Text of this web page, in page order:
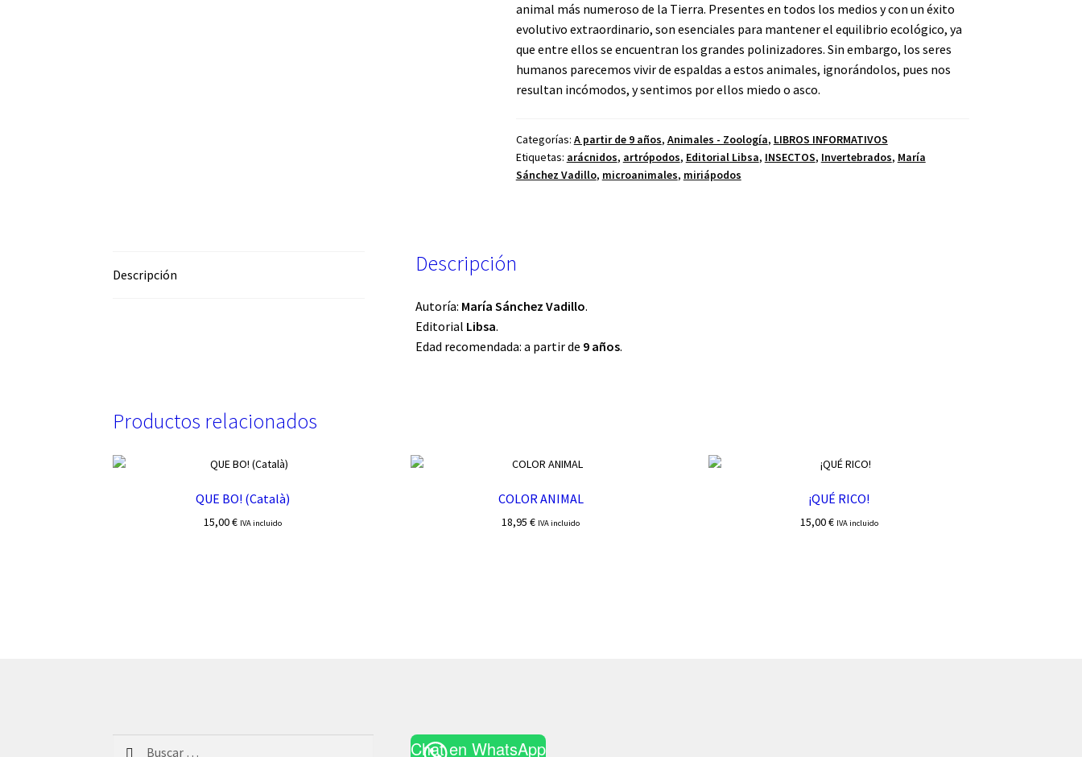
animal más numeroso de la Tierra. Presentes en todos los medios y con un éxito
evolutivo extraordinario, son esenciales para mantener el equilibrio ecológico, ya
que entre ellos se encuentran los grandes polinizadores. Sin embargo, los seres
humanos parecemos vivir de espaldas a estos animales, ignorándolos, pues nos
resultan incómodos, y sentimos por ellos miedo o asco.
Categorías: A partir de 9 años, Animales - Zoología, LIBROS INFORMATIVOS
Etiquetas: arácnidos, artrópodos, Editorial Libsa, INSECTOS, Invertebrados, María
Sánchez Vadillo, microanimales, miriápodos
Descripción Descripción
Autoría: María Sánchez Vadillo.
Editorial Libsa.
Edad recomendada: a partir de 9 años.
Productos relacionados
QUE BO! (Català)
15,00€ IVA incluido
COLOR ANIMAL
18,95€ IVA incluido
¡QUÉ RICO!
15,00€ IVA incluido
Chat en WhatsApp